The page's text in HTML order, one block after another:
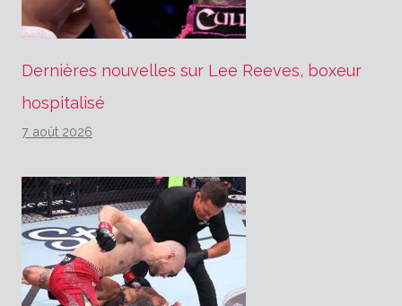
Dernières nouvelles sur Lee Reeves, boxeur
hospitalisé
7 août 2026